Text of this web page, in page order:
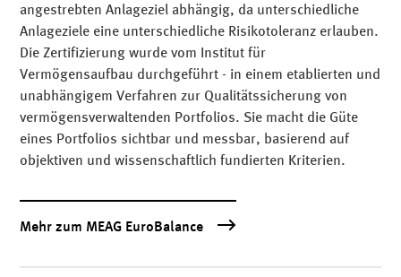
angestrebten Anlageziel abhängig, da unterschiedliche
Anlageziele eine unterschiedliche Risikotoleranz erlauben.
Die Zertifizierung wurde vom Institut für
Vermögensaufbau durchgeführt - in einem etablierten und
unabhängigem Verfahren zur Qualitätssicherung von
vermögensverwaltenden Portfolios. Sie macht die Güte
eines Portfolios sichtbar und messbar, basierend auf
objektiven und wissenschaftlich fundierten Kriterien.
Mehr zum MEAG EuroBalance